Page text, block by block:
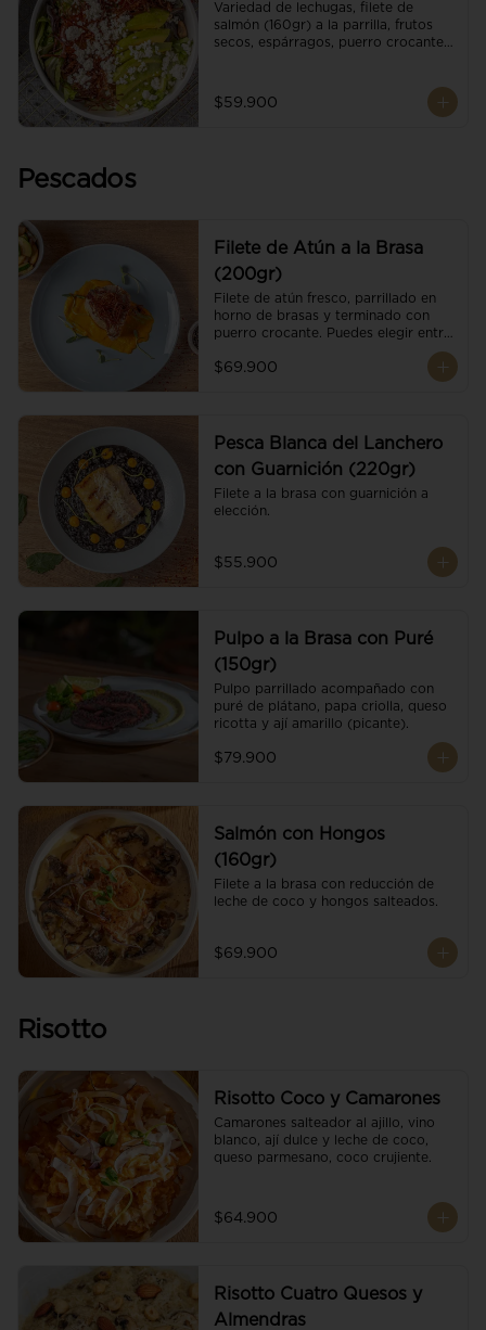
Variedad de lechugas, filete de
salmón (160gr) a la parrilla, frutos
secos, espárragos, puerro crocante,
$59.900
Pescados
Filete de Atún a la Brasa
(200gr)
Filete de atún fresco, parrillado en
horno de brasas y terminado con
puerro crocante. Puedes elegir entre
$69.900
Pesca Blanca del Lanchero
con Guarnición (220gr)
Filete a la brasa con guarnición a
elección.
$55.900
Pulpo a la Brasa con Puré
(150gr)
Pulpo parrillado acompañado con
puré de plátano, papa criolla, queso
ricotta y ají amarillo (picante).
$79.900
Salmón con Hongos
(160gr)
Filete a la brasa con reducción de
leche de coco y hongos salteados.
$69.900
Risotto
Risotto Coco y Camarones
Camarones salteador al ajillo, vino
blanco, ají dulce y leche de coco,
queso parmesano, coco crujiente.
$64.900
Risotto Cuatro Quesos y
Almendras